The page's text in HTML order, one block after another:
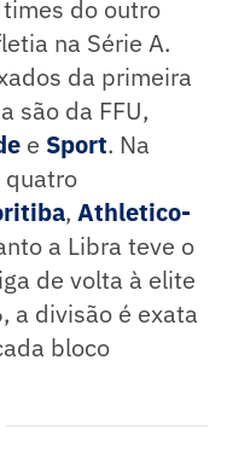
do outro
na Série A.
da primeira
são da FFU,
e Sport. Na
quatro
, Athletico-
a Libra teve o
de volta à elite
a divisão é exata
bloco